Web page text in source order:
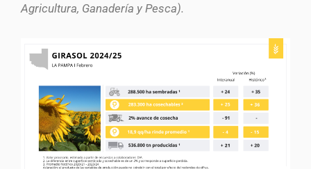
Agricultura, Ganadería y Pesca).